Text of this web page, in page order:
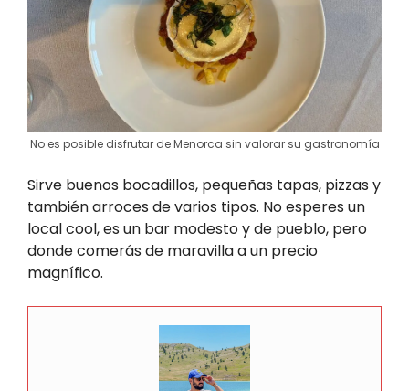
No es posible disfrutar de Menorca sin valorar su gastronomía
Sirve buenos bocadillos, pequeñas tapas, pizzas y
también arroces de varios tipos. No esperes un
local cool, es un bar modesto y de pueblo, pero
donde comerás de maravilla a un precio
magnífico.